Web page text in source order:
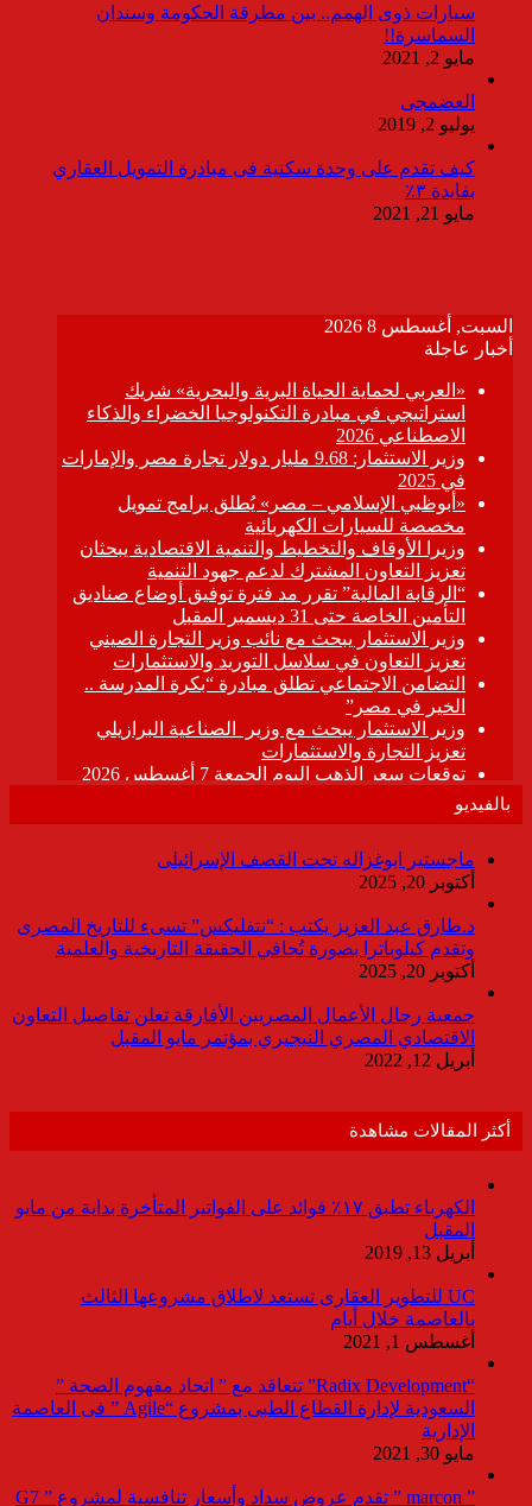
سيارات ذوى الهمم.. بين مطرقة الحكومة وسندان
السماسرة!!
مايو 2, 2021
العضمجى
يوليو 2, 2019
كيف تقدم على وحدة سكنية فى مبادرة التمويل العقاري
بفايدة ٣٪
مايو 21, 2021
بالفيديو
ماجستير ابوغزاله تحت القصف الإسرائيلى
أكتوبر 20, 2025
د.طارق عبد العزيز يكتب : “نتفليكس” تسىء للتاريخ المصرى
وتقدم كيلوباترا بصورة تُجافي الحقيقة التاريخية والعلمية
أكتوبر 20, 2025
جمعية رجال الأعمال المصريين الأفارقة تعلن تفاصيل التعاون
الاقتصادي المصري النيجيري بمؤتمر مايو المقبل
أبريل 12, 2022
أكثر المقالات مشاهدة
الكهرباء تطبق ١٧٪ فوائد على الفواتير المتأخرة بداية من مايو
المقبل
أبريل 13, 2019
UC للتطوير العقارى تستعد لاطلاق مشروعها الثالث
بالعاصمة خلال أيام
أغسطس 1, 2021
“Radix Development” تتعاقد مع ” اتحاد مفهوم الصحة ”
السعودية لإدارة القطاع الطبى بمشروع “Agile ” فى العاصمة
الإدارية
مايو 30, 2021
” marcon ” تقدم عروض سداد وأسعار تنافسية لمشروع ” G7